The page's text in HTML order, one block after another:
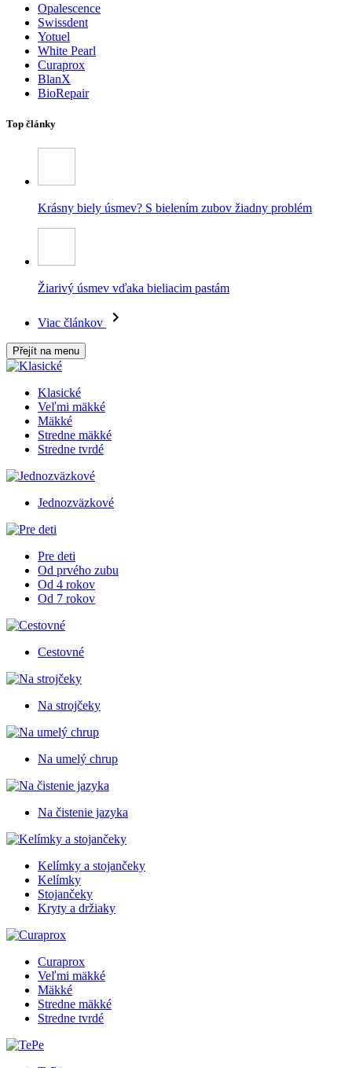
Opalescence
Swissdent
Yotuel
White Pearl
Curaprox
BlanX
BioRepair
Top články
Krásny biely úsmev? S bielením zubov žiadny problém
Žiarivý úsmev vďaka bieliacim pastám
Viac článkov
Přejít na menu
Klasické
Veľmi mäkké
Mäkké
Stredne mäkké
Stredne tvrdé
Jednozväzkové
Pre deti
Od prvého zubu
Od 4 rokov
Od 7 rokov
Cestovné
Na strojčeky
Na umelý chrup
Na čistenie jazyka
Kelímky a stojančeky
Kelímky
Stojančeky
Kryty a držiaky
Curaprox
Veľmi mäkké
Mäkké
Stredne mäkké
Stredne tvrdé